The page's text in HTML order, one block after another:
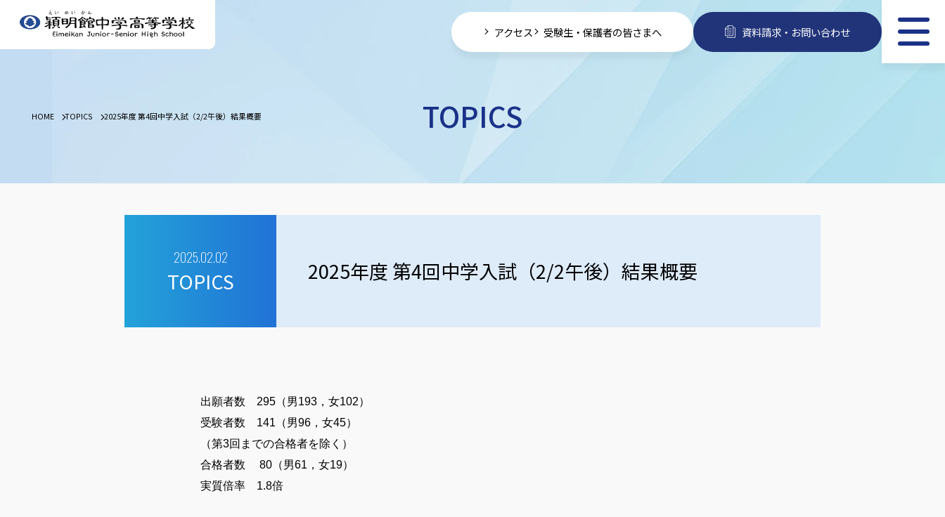
アクセス 受験生・保護者の皆さまへ 資料請求・お問い合わせ
HOME TOPICS 2025年度 第4回中学入試（2/2午後）結果概要 TOPICS
2025.02.02
TOPICS 2025年度 第4回中学入試（2/2午後）結果概要
出願者数 295（男193，女102）
受験者数 141（男96，女45）
（第3回までの合格者を除く）
合格者数 80（男61，女19）
実質倍率 1.8倍